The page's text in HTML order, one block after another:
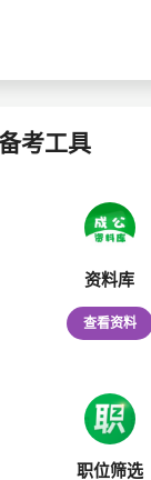
考工具
资料库
查看资料
职位筛选